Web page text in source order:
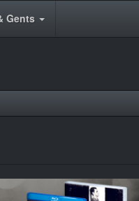
Gents